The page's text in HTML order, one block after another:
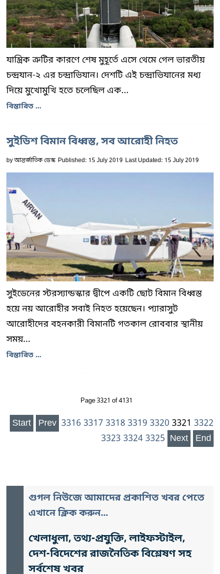
যান্ত্রিক ত্রুটির কারণে শেষ মুহূর্তে এসে থেমে গেল ভারতীয়
চন্দ্রযান-২ এর চন্দ্রাভিযান। দেশটি এই চন্দ্রাভিযানের মধ্য
দিয়ে মুখোমুখি হতে চলেছিল এক...
বিস্তারিত ...
সুইডিশ বিমান বিধ্বস্ত, সব আরোহী নিহত
byআন্তর্জাতিক ডেস্ক Published: 15 July 2019 Last Updated: 15 July 2019
সুইডেনের স্টরস্যান্ডস্কার দ্বীপে একটি ছোট বিমান বিধ্বস্ত
হয়ে নয় আরোহীর সবাই নিহত হয়েছেন। প্যারাসুট
আরোহীদের বহনকারী বিমানটি গতকাল রোববার স্থানীয়
সময়...
বিস্তারিত ...
Page 3321 of 4131
Start Prev 3316 3317 3318 3319 3320 3321 3322
3323 3324 3325 Next End
গুগল নিউজে আমাদের প্রকাশিত খবর পেতে
এখানে ক্লিক করুন...
খেলাধুলা, তথ্য-প্রযুক্তি, লাইফস্টাইল,
দেশ-বিদেশের রাজনৈতিক বিশ্লেষণ সহ
সর্বশেষ খবর